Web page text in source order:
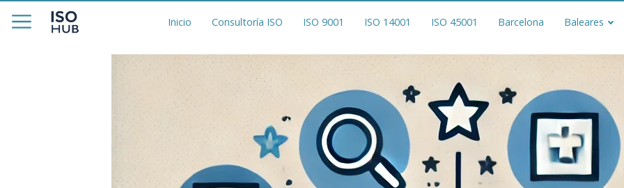
Inicio Consultoría ISO ISO 9001 ISO 14001 ISO 45001 Barcelona Baleares